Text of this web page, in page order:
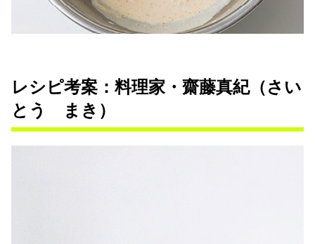
レシピ考案：料理家・齋藤真紀（さい
とう まき）